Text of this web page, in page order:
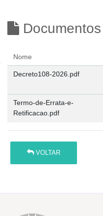
Documentos
Nome
Decreto108-2026.pdf
Termo-de-Errata-e-
Retificacao.pdf
VOLTAR